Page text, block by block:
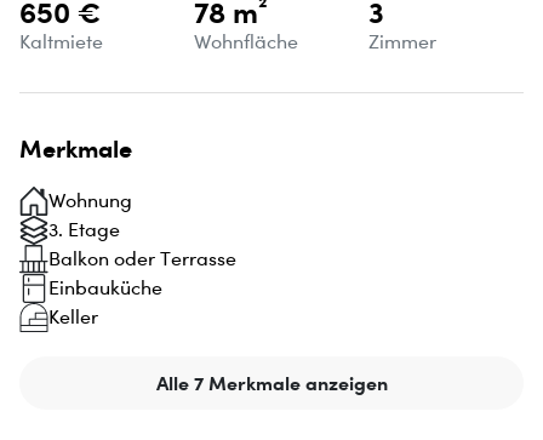
650 €
Kaltmiete
78 m²
Wohnfläche
3
Zimmer
Merkmale
Wohnung
3. Etage
Balkon oder Terrasse
Einbauküche
Keller
Alle 7 Merkmale anzeigen